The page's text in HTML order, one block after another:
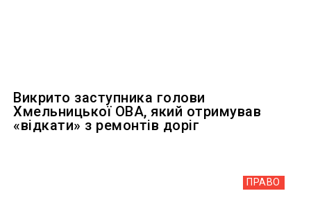
Викрито заступника голови
Хмельницької ОВА, який отримував
«відкати» з ремонтів доріг
ПРАВО